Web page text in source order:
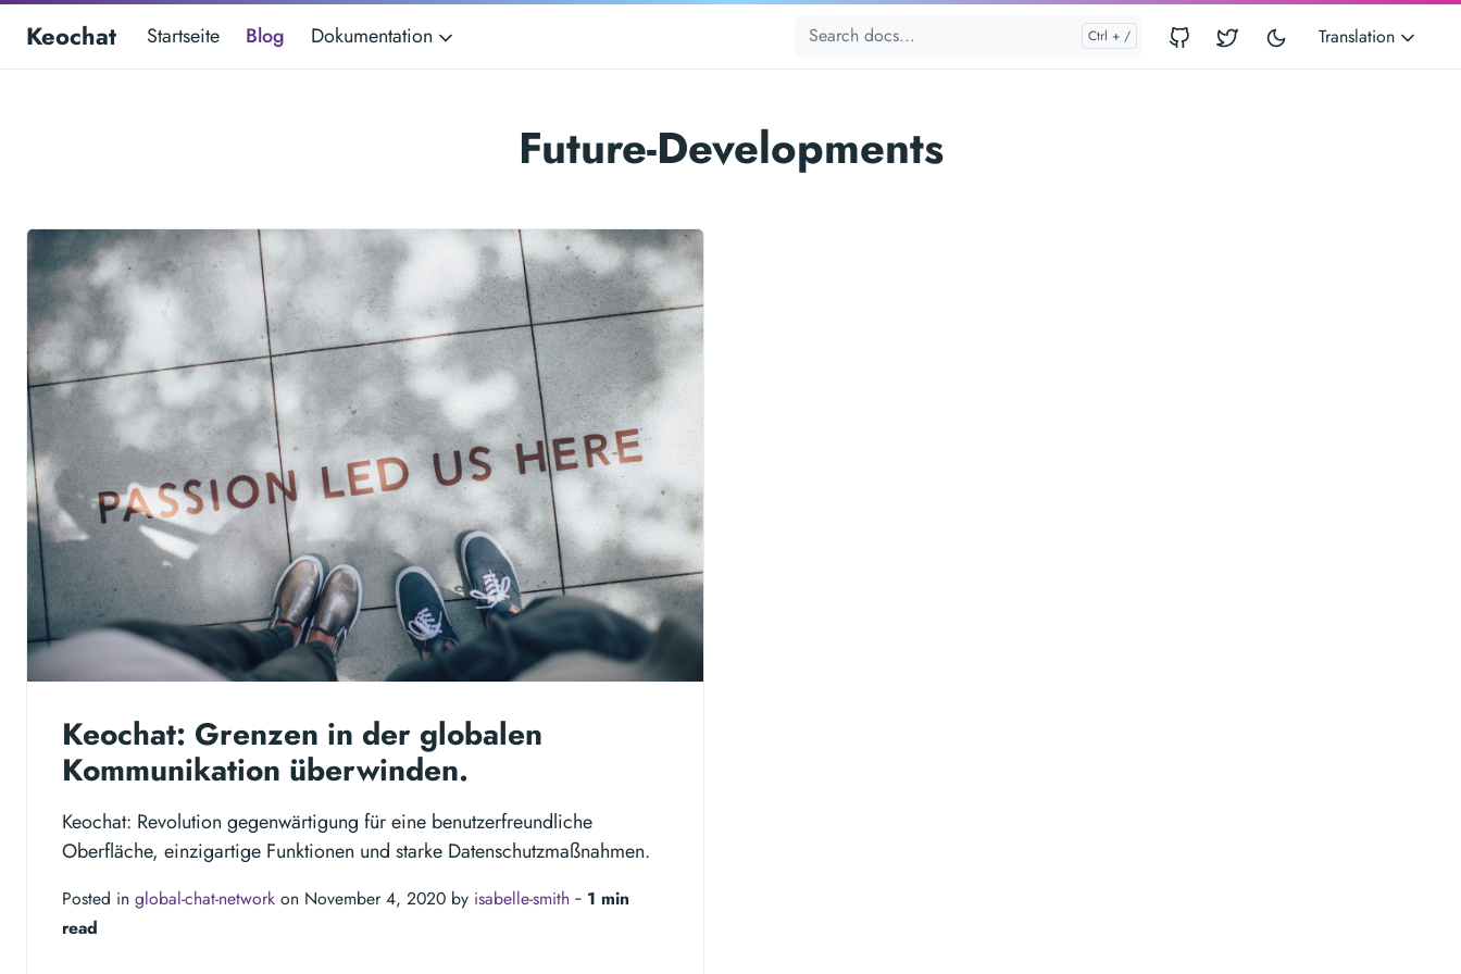
Keochat Startseite Blog Dokumentation Translation
Future-Developments
Keochat: Grenzen in der globalen
Kommunikation überwinden.
Keochat: Revolution gegenwärtigung für eine benutzerfreundliche
Oberfläche, einzigartige Funktionen und starke Datenschutzmaßnahmen.
Posted in global-chat-network on November 4, 2020 by isabelle-smith ‐ 1 min
read